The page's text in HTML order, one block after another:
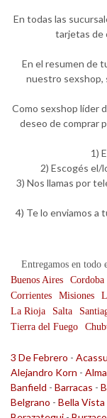
En todas las
tarjetas de
En el resumen de
nuestro sexshop,
Como sexshop líder
deseo de comprar
1)
2) Escogés
3) Nos llamas por
4) Te lo enviamos a
Entregamos en todo
Buenos Aires
Cordoba
Corrientes
Misiones
La Rioja
Salta
Tierra del Fuego
3 De Febrero -
Alejandro Korn -
Banfield - Barracas -
Belgrano - Bella Vista